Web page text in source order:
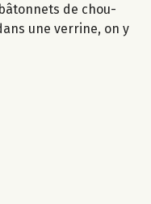
de chou-
une verrine, on y